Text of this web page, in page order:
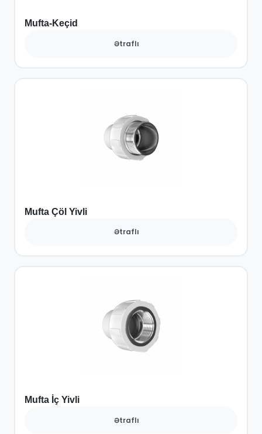
Mufta-Keçid
Ətraflı
Mufta Çöl Yivli
Ətraflı
Mufta İç Yivli
Ətraflı